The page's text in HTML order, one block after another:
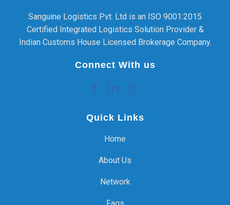
Sanguine Logistics Pvt. Ltd is an ISO 9001:2015
Certified Integrated Logistics Solution Provider &
Indian Customs House Licensed Brokerage Company.
Connect With us
Quick Links
Home
About Us
Network
Faqs